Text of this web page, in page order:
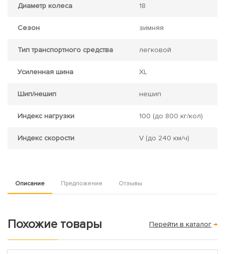
Диаметр колеса 18
Сезон зимняя
Тип транспортного средства легковой
Усиленная шина XL
Шип/нешип нешип
Индекс нагрузки 100 (до 800 кг/кол)
Индекс скорости V (до 240 км/ч)
Описание Предложение Отзывы
Похожие товары Перейти в каталог →